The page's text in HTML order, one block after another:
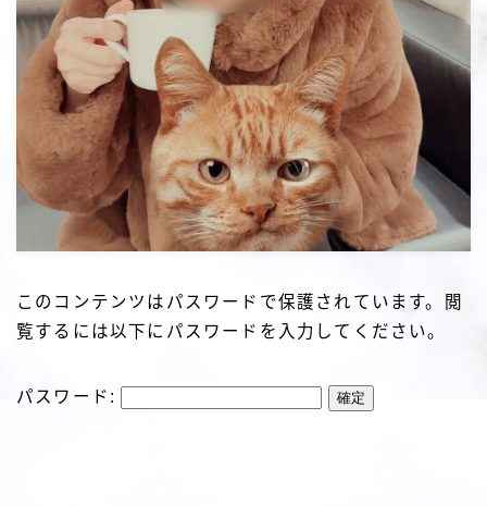
このコンテンツはパスワードで保護されています。閲
覧するには以下にパスワードを入力してください。
パスワード: